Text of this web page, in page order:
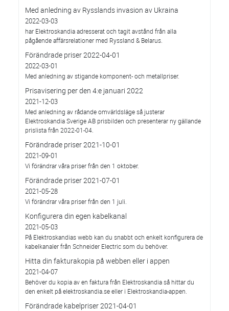
Med anledning av Rysslands invasion av Ukraina
2022-03-03
har Elektroskandia adresserat och tagit avstånd från alla
pågående affärsrelationer med Ryssland & Belarus.
Förändrade priser 2022-04-01
2022-03-01
Med anledning av stigande komponent- och metallpriser.
Prisavisering per den 4:e januari 2022
2021-12-03
Med anledning av rådande omvärldsläge så justerar
Elektroskandia Sverige AB prisbilden och presenterar ny gällande
prislista från 2022-01-04.
Förändrade priser 2021-10-01
2021-09-01
Vi förändrar våra priser från den 1 oktober.
Förändrade priser 2021-07-01
2021-05-28
Vi förändrar våra priser från den 1 juli.
Konfigurera din egen kabelkanal
2021-05-03
På Elektroskandias webb kan du snabbt och enkelt konfigurera de
kabelkanaler från Schneider Electric som du behöver.
Hitta din fakturakopia på webben eller i appen
2021-04-07
Behöver du kopia av en faktura från Elektroskandia så hittar du
den enkelt på elektroskandia.se eller i Elektro­skandia-appen.
Förändrade kabelpriser 2021-04-01